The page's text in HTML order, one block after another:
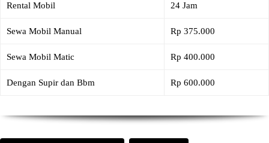
Rental Mobil 24 Jam
Sewa Mobil Manual Rp 375.000
Sewa Mobil Matic Rp 400.000
Dengan Supir dan Bbm Rp 600.000